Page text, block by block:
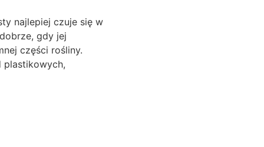
najlepiej czuje się w
gdy jej
części rośliny.
plastikowych,